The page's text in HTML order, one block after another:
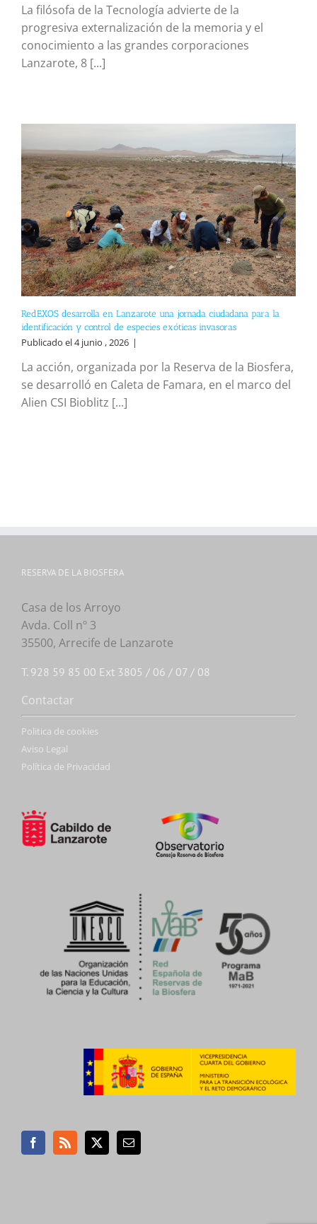
La filósofa de la Tecnología advierte de la
progresiva externalización de la memoria y el
conocimiento a las grandes corporaciones
Lanzarote, 8 [...]
RedEXOS desarrolla en Lanzarote una jornada ciudadana para la
identificación y control de especies exóticas invasoras
Publicado el 4 junio , 2026 |
La acción, organizada por la Reserva de la Biosfera,
se desarrolló en Caleta de Famara, en el marco del
Alien CSI Bioblitz [...]
RESERVA DE LA BIOSFERA
Casa de los Arroyo
Avda. Coll nº 3
35500, Arrecife de Lanzarote
T. 928 59 85 00 Ext 3805 / 06 / 07 / 08
Contactar
Politica de cookies
Aviso Legal
Política de Privacidad